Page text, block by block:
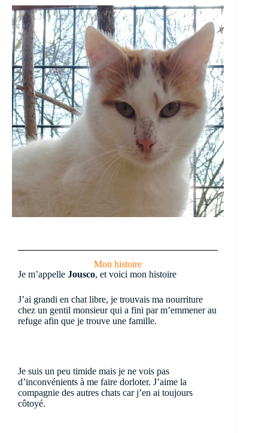
Mon histoire
Je m’appelle Jousco, et voici mon histoire
J’ai grandi en chat libre, je trouvais ma nourriture
chez un gentil monsieur qui a fini par m’emmener au
refuge afin que je trouve une famille.
Je suis un peu timide mais je ne vois pas
d’inconvénients à me faire dorloter. J’aime la
compagnie des autres chats car j’en ai toujours
côtoyé.